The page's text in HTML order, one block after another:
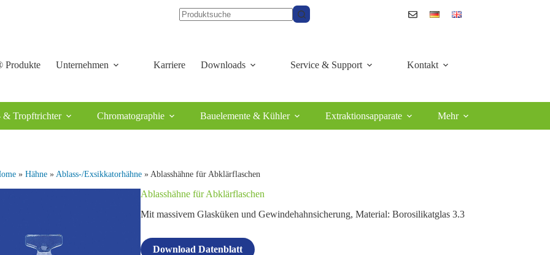
Produkte Unternehmen Karriere Downloads Service & Support Kontakt
& Tropftrichter Chromatographie Bauelemente & Kühler Extraktionsapparate Mehr
»Hähne »Ablass-/Exsikkatorhähne » Ablasshähne für Abklärflaschen
Ablasshähne für Abklärflaschen
Mit massivem Glasküken und Gewindehahnsicherung, Material: Borosilikatglas 3.3
Download Datenblatt